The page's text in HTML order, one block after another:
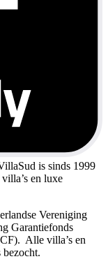
is sinds 1999
en luxe
Vereniging
Garantiefonds
Alle villa’s en